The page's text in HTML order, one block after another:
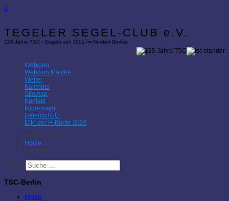
×
TEGELER SEGEL-CLUB e.V.
125 Jahre TSC - Segeln seit 1901 im Norden Berlins
Webcam
Webcam Malche
Wetter
Kalender
Sitemap
Kontakt
Impressum
Datenschutz
IDM der H-Boote 2026
Aktuelle Seite:
Home
Kalender
Suchen
TSC-Berlin
Home